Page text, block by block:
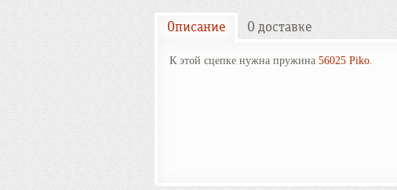
Описание О доставке
К этой сцепке нужна пружина 56025 Piko.